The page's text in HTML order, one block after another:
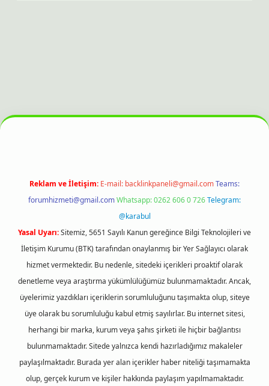
bahis sitesi
Reklam ve İletişim: E-mail: backlinkpaneli@gmail.comTeams:
forumhizmeti@gmail.comWhatsapp: 0262 606 0 726Telegram:
@karabul
Yasal Uyarı:Sitemiz, 5651 Sayılı Kanun gereğince Bilgi Teknolojileri ve
İletişim Kurumu (BTK) tarafından onaylanmış bir Yer Sağlayıcı olarak
hizmet vermektedir. Bu nedenle, sitedeki içerikleri proaktif olarak
denetleme veya araştırma yükümlülüğümüz bulunmamaktadır. Ancak,
üyelerimiz yazdıkları içeriklerin sorumluluğunu taşımakta olup, siteye
üye olarak bu sorumluluğu kabul etmiş sayılırlar. Bu internet sitesi,
herhangi bir marka, kurum veya şahıs şirketi ile hiçbir bağlantısı
bulunmamaktadır. Sitede yalnızca kendi hazırladığımız makaleler
paylaşılmaktadır. Burada yer alan içerikler haber niteliği taşımamakta
olup, gerçek kurum ve kişiler hakkında paylaşım yapılmamaktadır.